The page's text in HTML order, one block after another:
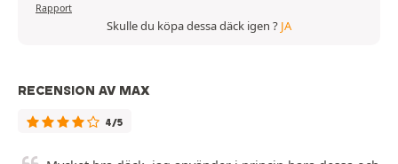
Rapport
Skulle du köpa dessa däck igen ? JA
RECENSION AV MAX
4/5